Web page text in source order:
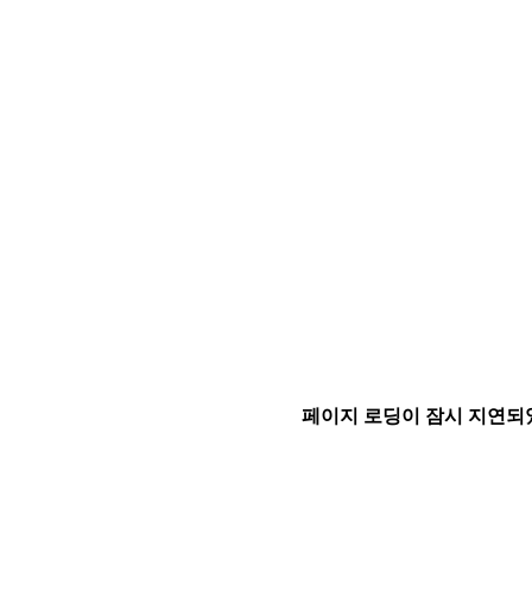
페이지 로딩이 잠시 지연